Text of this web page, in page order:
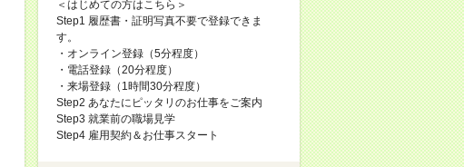
＜はじめての方はこちら＞
Step1 履歴書・証明写真不要で登録できま
す。
・オンライン登録（5分程度）
・電話登録（20分程度）
・来場登録（1時間30分程度）
Step2 あなたにピッタリのお仕事をご案内
Step3 就業前の職場見学
Step4 雇用契約＆お仕事スタート